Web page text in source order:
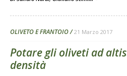
OLIVETO E FRANTOIO 21 Marzo 2017
Potare gli oliveti ad
densità